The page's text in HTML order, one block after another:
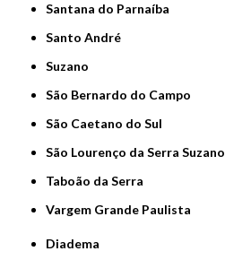
Santana do Parnaíba
Santo André
Suzano
São Bernardo do Campo
São Caetano do Sul
São Lourenço da Serra Suzano
Taboão da Serra
Vargem Grande Paulista
Diadema